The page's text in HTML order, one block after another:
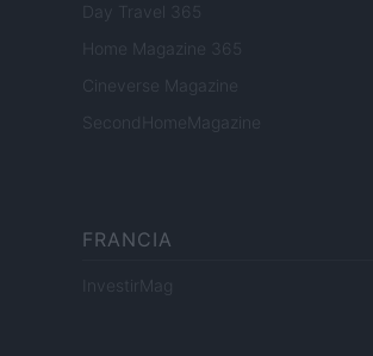
Day Travel 365
Home Magazine 365
Cineverse Magazine
SecondHomeMagazine
FRANCIA
InvestirMag